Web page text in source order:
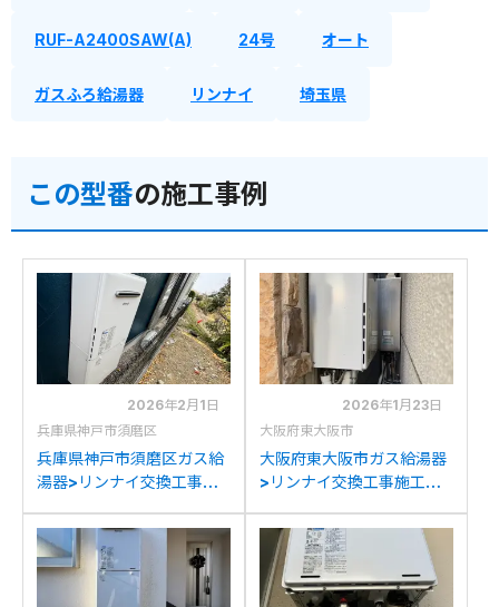
RUF-A2400SAW(A) 24号 オート
ガスふろ給湯器 リンナイ 埼玉県
この型番の施工事例
2026年2月1日
兵庫県神戸市須磨区
兵庫県神戸市須磨区ガス給
湯器>リンナイ交換工事施
V2401SAWからリンナイ
RUF-245SAW(B)への交換
2026年1月23日
大阪府東大阪市
大阪府東大阪市ガス給湯器
>リンナイ交換工事施工事
V2405SAWからリンナイ
RUF-245SAW(B)への交換